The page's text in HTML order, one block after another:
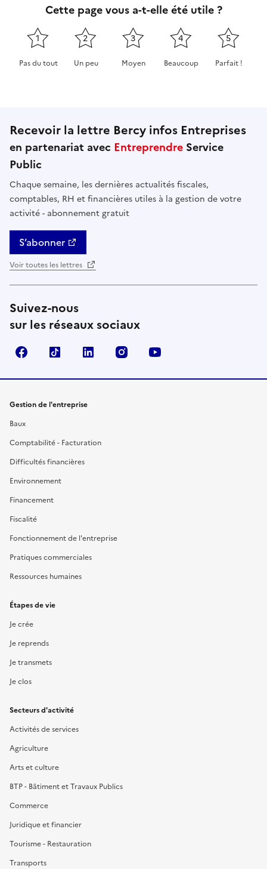
Cette page vous a-t-elle été utile ?
1
Pas du tout
2
Un peu
3
Moyen
4
Beaucoup
5
Parfait !
Recevoir la lettre Bercy infos Entreprises
en partenariat avec Entreprendre Service
Public
Chaque semaine, les dernières actualités fiscales,
comptables, RH et financières utiles à la gestion de votre
activité - abonnement gratuit
S’abonner
Voir toutes les lettres
Suivez-nous
sur les réseaux sociaux
FacebookTikTok Linkedin Instagram
Gestion de l'entreprise
Baux
Comptabilité - Facturation
Difficultés financières
Environnement
Financement
Fiscalité
Fonctionnement de l'entreprise
Pratiques commerciales
Ressources humaines
Étapes de vie
Je crée
Je reprends
Je transmets
Je clos
Secteurs d'activité
Activités de services
Agriculture
Arts et culture
BTP - Bâtiment et Travaux Publics
Commerce
Juridique et financier
Tourisme - Restauration
Transports